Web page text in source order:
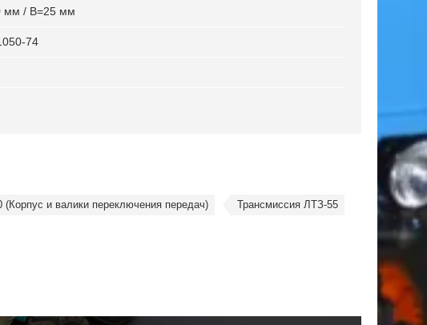
мм / В=25 мм
74
и валики переключения передач) Трансмиссия ЛТЗ-55